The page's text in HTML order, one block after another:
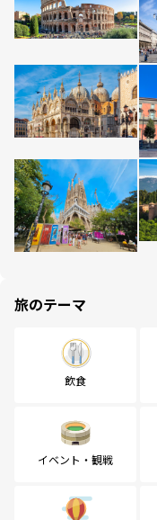
旅のテーマ
飲食
イベント・観戦